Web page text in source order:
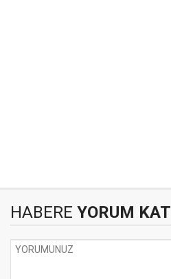
HABERE YORUM KAT